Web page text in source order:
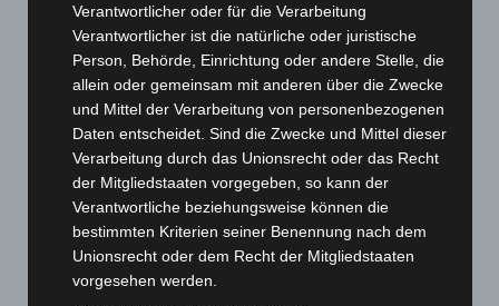
Werke im Jacques’ Wein-Depot Isernhagen
A2: Zweite Turbobaustelle startet zwischen Hannover-West
und Bothfeld
8. August 2026
Niedersachsen: Feuerwehrkräfte kehren nach
Waldbrandeinsatz aus Spanien zurück
7. August 2026
Hannover: Erste Tigermücken-Population in Niedersachsen
Verantwortlicher oder für die Verarbeitung
Verantwortlicher ist die natürliche oder juristische
Person, Behörde, Einrichtung oder andere Stelle, die
allein oder gemeinsam mit anderen über die Zwecke
und Mittel der Verarbeitung von personenbezogenen
Daten entscheidet. Sind die Zwecke und Mittel dieser
Verarbeitung durch das Unionsrecht oder das Recht
der Mitgliedstaaten vorgegeben, so kann der
Verantwortliche beziehungsweise können die
bestimmten Kriterien seiner Benennung nach dem
Unionsrecht oder dem Recht der Mitgliedstaaten
vorgesehen werden.